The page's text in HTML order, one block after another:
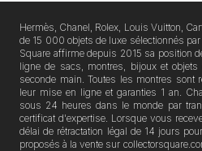
Hermès, Chanel, Rolex, Louis Vuitton,
de 15 000 objets de luxe sélectionnés
Square affirme depuis 2015 sa position
ligne de sacs, montres, bijoux et
seconde main. Toutes les montres sont
leur mise en ligne et garanties 1 an.
sous 24 heures dans le monde par
certificat d'expertise. Lorsque vous
délai de rétractation légal de 14 jours
proposés à la vente sur